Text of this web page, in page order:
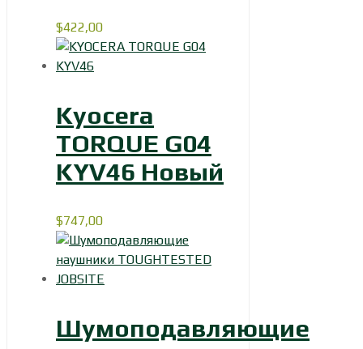
$422,00
Kyocera
TORQUE G04
KYV46 Новый
$747,00
Шумоподавляющие